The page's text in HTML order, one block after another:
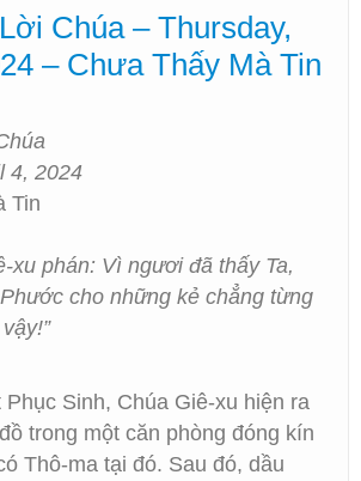
Lành Bay Area
Bắc California
Chúa – Thursday,
– Chưa Thấy Mà Tin
4, 2024
Tin
xu phán: Vì ngươi đã thấy Ta,
cho những kẻ chẳng từng
Sinh, Chúa Giê-xu hiện ra
trong một căn phòng đóng kín
Thô-ma tại đó. Sau đó, dầu